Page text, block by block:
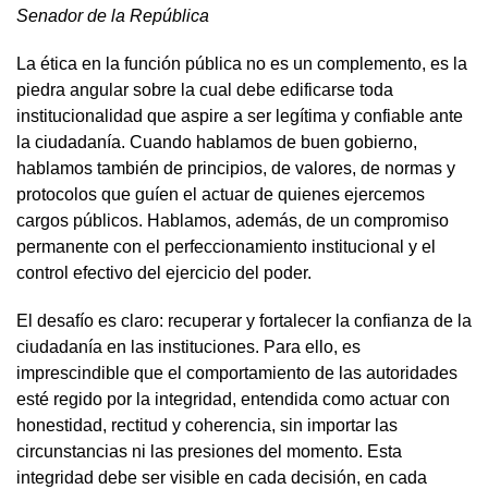
Senador de la República
La ética en la función pública no es un complemento, es la
piedra angular sobre la cual debe edificarse toda
institucionalidad que aspire a ser legítima y confiable ante
la ciudadanía. Cuando hablamos de buen gobierno,
hablamos también de principios, de valores, de normas y
protocolos que guíen el actuar de quienes ejercemos
cargos públicos. Hablamos, además, de un compromiso
permanente con el perfeccionamiento institucional y el
control efectivo del ejercicio del poder.
El desafío es claro: recuperar y fortalecer la confianza de la
ciudadanía en las instituciones. Para ello, es
imprescindible que el comportamiento de las autoridades
esté regido por la integridad, entendida como actuar con
honestidad, rectitud y coherencia, sin importar las
circunstancias ni las presiones del momento. Esta
integridad debe ser visible en cada decisión, en cada